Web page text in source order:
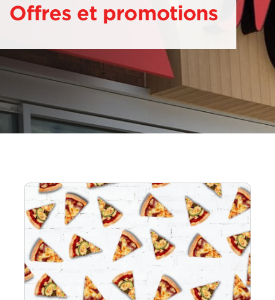
Offres et promotions